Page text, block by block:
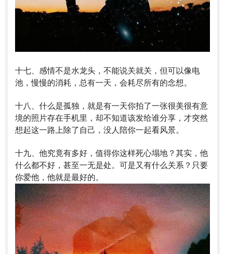
十七、感情不是水龙头，不能说关就关，但可以像电
池，慢慢的消耗，总有一天，会耗尽所有的念想。
十八、什么是孤独，就是有一天你拍了一张很美很有意
境的照片存在手机里，却不知道该发给谁分享，才突然
想起这一路上除了自己，没人陪你一起看风景。
十九、他究竟有多好，值得你这样死心塌地？其实，他
什么都不好，甚至一无是处。可是又有什么关系？只要
你爱他，他就是最好的。